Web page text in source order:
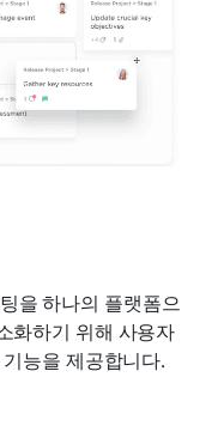
을 하나의 플랫폼으
화하기 위해 사용자
능을 제공합니다.